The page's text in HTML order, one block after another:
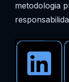
metodologia